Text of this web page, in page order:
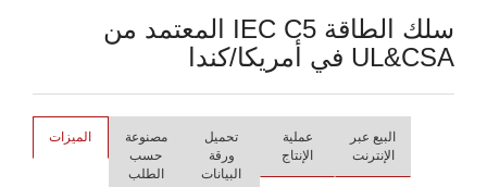
سلك الطاقة IEC C5 المعتمد من
UL&CSA في أمريكا/كندا
الميزات
مصنوعة
حسب
الطلب
تحميل
ورقة
البيانات
عملية
الإنتاج
البيع عبر
الإنترنت